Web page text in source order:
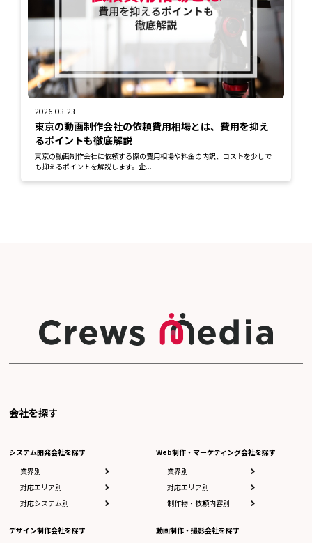
2026-03-23
東京の動画制作会社の依頼費用相場とは、費用を抑え
るポイントも徹底解説
東京の動画制作会社に依頼する際の費用相場や料金の内訳、コストを少しで
も抑えるポイントを解説します。企...
会社を探す
システム開発会社を探す
業界別
対応エリア別
対応システム別
デザイン制作会社を探す
Web制作・マーケティング会社を探す
業界別
対応エリア別
制作物・依頼内容別
動画制作・撮影会社を探す